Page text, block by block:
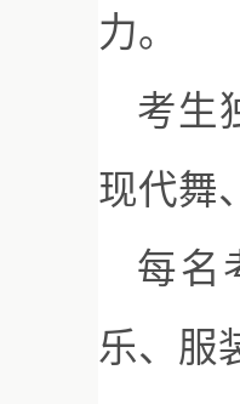
力。
考生
现代舞
每名
乐、服